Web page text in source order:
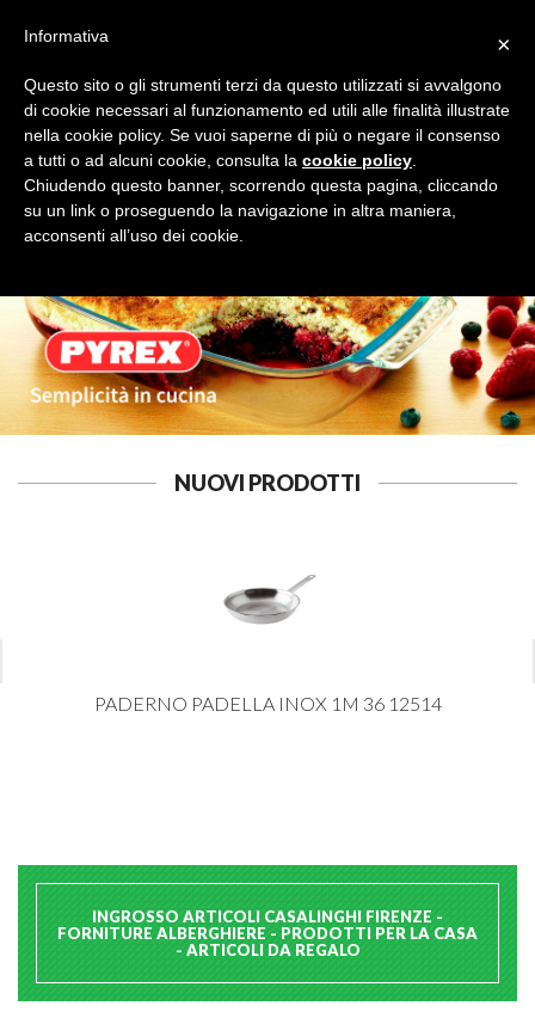
Tutte le categorie Cerca
NUOVI PRODOTTI
PADERNO PADELLA INOX 1M 36 12514
INGROSSO ARTICOLI CASALINGHI FIRENZE -
FORNITURE ALBERGHIERE - PRODOTTI PER LA CASA
- ARTICOLI DA REGALO
×
Informativa
Questo sito o gli strumenti terzi da questo utilizzati si avvalgono
di cookie necessari al funzionamento ed utili alle finalità illustrate
nella cookie policy. Se vuoi saperne di più o negare il consenso
a tutti o ad alcuni cookie, consulta la cookie policy
Chiudendo questo banner, scorrendo questa pagina, cliccando
su un link o proseguendo la navigazione in altra maniera,
acconsenti all’uso dei cookie.